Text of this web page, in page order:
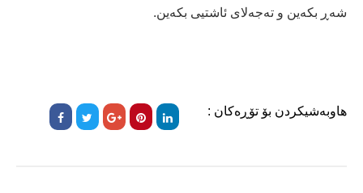
شەڕ بکەین و تەجەلای ئاشتیی بکەین.
هاوبەشیکردن بۆ تۆڕەکان :